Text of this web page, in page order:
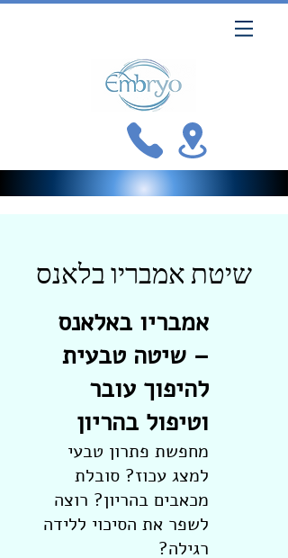
שיטת אמבריו בלאנס
אמבריו באלאנס
– שיטה טבעית
להיפוך עובר
וטיפול בהריון
מחפשת פתרון טבעי
למצג עכוז? סובלת
מכאבים בהריון? רוצה
לשפר את הסיכוי ללידה
רגילה?